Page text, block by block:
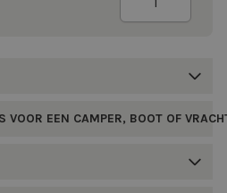
VOOR EEN CAMPER, BOOT OF